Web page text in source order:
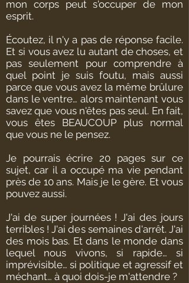
mon corps peut s'occuper de mon
esprit.
Écoutez, il n'y a pas de réponse facile.
Et si vous avez lu autant de choses, et
pas seulement pour comprendre à
quel point je suis foutu, mais aussi
parce que vous avez la même brûlure
dans le ventre… alors maintenant vous
savez que vous n'êtes pas seul. En fait,
vous êtes BEAUCOUP plus normal
que vous ne le pensez.
Je pourrais écrire 20 pages sur ce
sujet, car il a occupé ma vie pendant
près de 10 ans. Mais je le gère. Et vous
pouvez aussi.
J'ai de super journées ! J'ai des jours
terribles ! J'ai des semaines d'arrêt. J'ai
des mois bas. Et dans le monde dans
lequel nous vivons, si rapide… si
imprévisible… si politique et agressif et
méchant… à quoi dois-je m'attendre ?